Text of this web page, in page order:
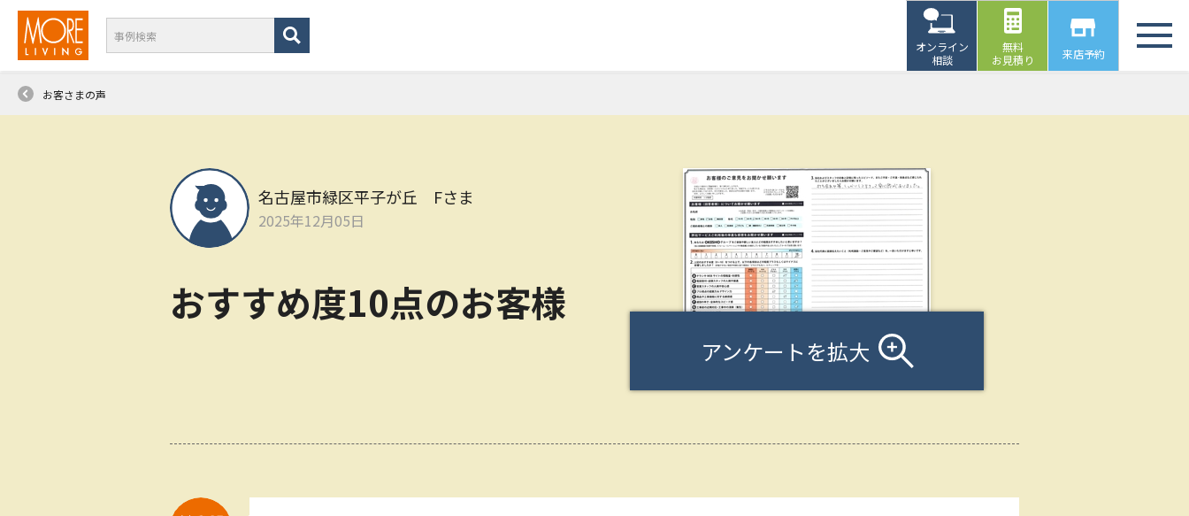
オンライン
相談
無料
お見積り
来店予約
お客さまの声
名古屋市緑区平子が丘 Fさま
2025年12月05日
おすすめ度10点のお客様
アンケートを拡大